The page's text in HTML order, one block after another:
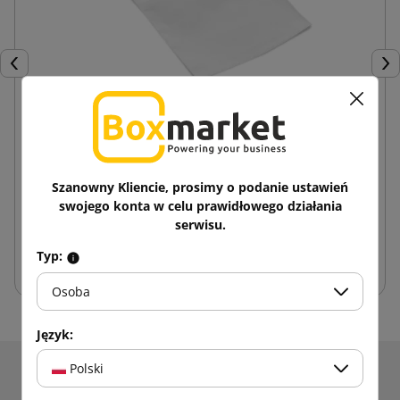
Poprzedni
Woreczki strunowe 50x70 (paczka 100 szt.)
od 1,53 zł brutto
Otrzymuj informacje o nowościach i promocjach.
Szanowny Kliencie, prosimy o podanie ustawień
swojego konta w celu prawidłowego działania
serwisu.
Typ:
Osoba
Język:
Polski